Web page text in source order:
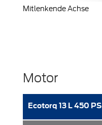
Mitlenkende Achse
Motor
Ecotorq 13 L 450 PS